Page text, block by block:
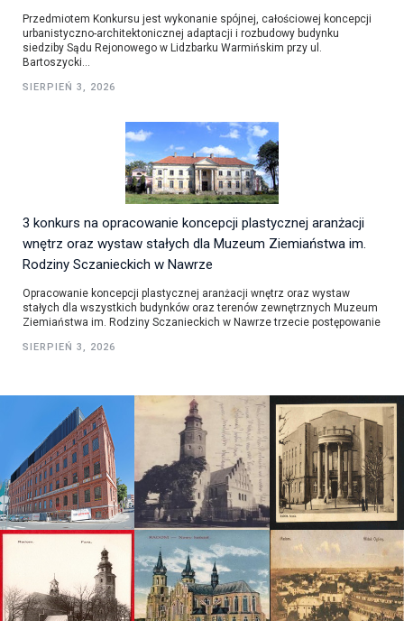
Przedmiotem Konkursu jest wykonanie spójnej, całościowej koncepcji
urbanistyczno-architektonicznej adaptacji i rozbudowy budynku
siedziby Sądu Rejonowego w Lidzbarku Warmińskim przy ul.
Bartoszycki...
SIERPIEŃ 3, 2026
3 konkurs na opracowanie koncepcji plastycznej aranżacji
wnętrz oraz wystaw stałych dla Muzeum Ziemiaństwa im.
Rodziny Sczanieckich w Nawrze
Opracowanie koncepcji plastycznej aranżacji wnętrz oraz wystaw
stałych dla wszystkich budynków oraz terenów zewnętrznych Muzeum
Ziemiaństwa im. Rodziny Sczanieckich w Nawrze trzecie postępowanie
SIERPIEŃ 3, 2026